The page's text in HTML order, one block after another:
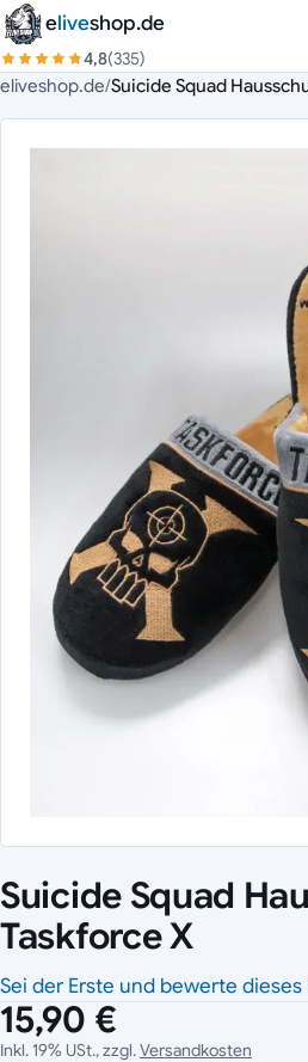
Zum Inhalt springen
eliveshop.de
4,8(335)
eliveshop.de/Suicide Squad
Suicide Squad
Taskforce X
Sei der Erste und bewerte
15,90 €
Inkl. 19% USt., zzgl.Versandkosten